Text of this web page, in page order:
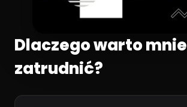
Dlaczego warto mnie
zatrudnić?